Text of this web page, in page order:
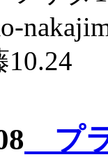
10.24
プ